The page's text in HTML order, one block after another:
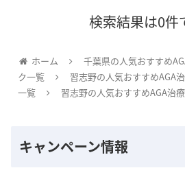
検索結果は0件
ホーム
千葉県の人気おすすめ
ク一覧
習志野の人気おすすめAGA
一覧
習志野の人気おすすめAGA治
キャンペーン情報